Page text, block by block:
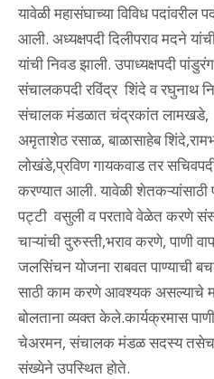
यावेळी महासंघाच्या विविध पदांवरील
आली. अध्यक्षपदी दिलीपराव मदने
यांची निवड झाली. उपाध्यक्षपदी
संचालकपदी रविंद्र शिंदे व रघुनाथ
संचालक मंडळात चंद्रकांत लामखडे,
अमृताशेठ रसाळ, बाळासाहेब
लोखंडे,प्रविण गायकवाड तर
करण्यात आली. यावेळी
पट्टी वसुली व परतावे वेळेत करणे
चाऱ्यांची दुरुस्ती,भराव करणे, पाणी
जलसिंचन योजना राबवत पाण्याची
साठी काम करणे आवश्यक असल्याचे
बोलताना व्यक्त केले.कार्यक्रमास
चेअरमन, संचालक मंडळ सदस्य तसेच
संख्येने उपस्थित होते.